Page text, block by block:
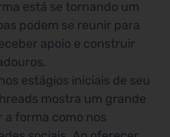
está se tornando um
podem se reunir para
apoio e construir
estágios iniciais de seu
mostra um grande
a forma como nos